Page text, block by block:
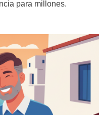
para millones.